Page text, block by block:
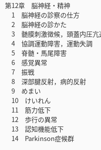
第12章 脳神経・精神
1 脳神経の診察の仕方
2 脳神経の診かた
3 髄膜刺激徴候，頭蓋内圧亢
4 協調運動障害，運動失調
5 脊髄・馬尾障害
6 感覚異常
7 振戦
8 深部腱反射，病的反射
9 めまい
10 けいれん
11 筋力低下
12 歩行の異常
13 認知機能低下
14 Parkinson症候群